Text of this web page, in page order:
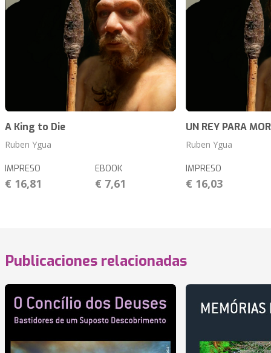
A King to Die
Ruben Ygua
IMPRESO
€ 16,81
EBOOK
€ 7,61
UN REY PARA
Ruben Ygua
IMPRESO
€ 16,03
Publicaciones relacionadas